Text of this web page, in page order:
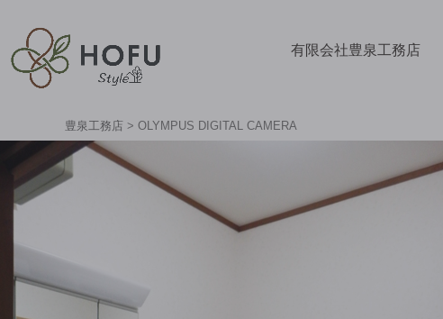
有限会社豊泉工務店
豊泉工務店 > OLYMPUS DIGITAL CAMERA